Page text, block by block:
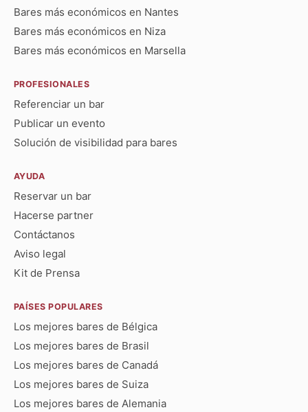
Bares más económicos en Nantes
Bares más económicos en Niza
Bares más económicos en Marsella
PROFESIONALES
Referenciar un bar
Publicar un evento
Solución de visibilidad para bares
AYUDA
Reservar un bar
Hacerse partner
Contáctanos
Aviso legal
Kit de Prensa
PAÍSES POPULARES
Los mejores bares de Bélgica
Los mejores bares de Brasil
Los mejores bares de Canadá
Los mejores bares de Suiza
Los mejores bares de Alemania